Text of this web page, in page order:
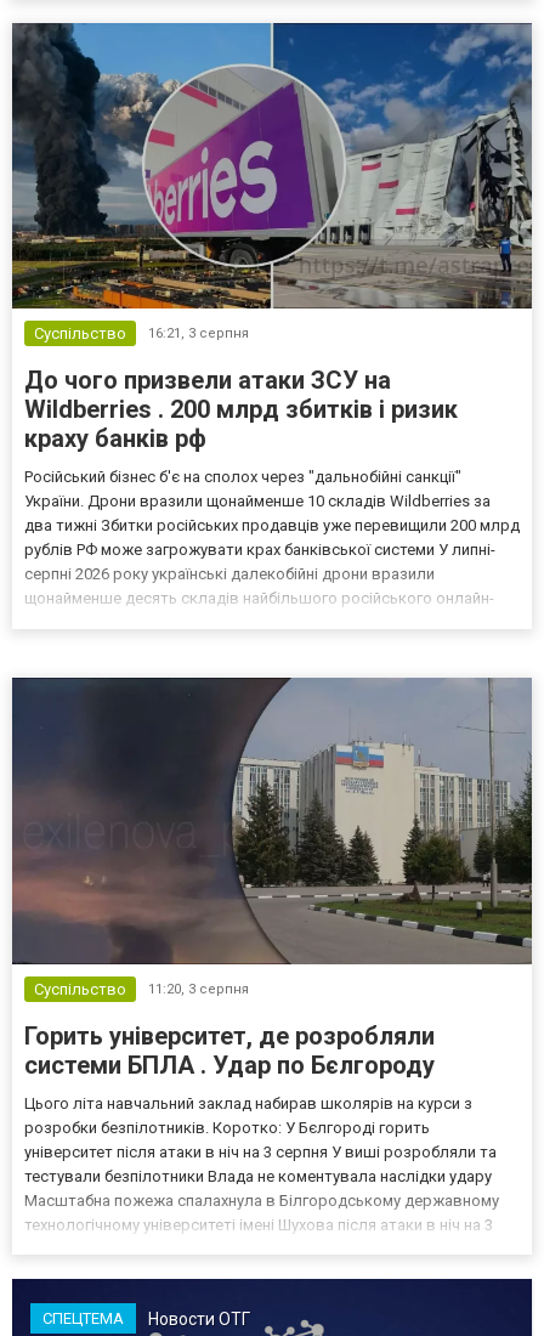
Суспільство 16:21, 3 серпня
До чого призвели атаки ЗСУ на
Wildberries . 200 млрд збитків і ризик
краху банків рф
Російський бізнес б'є на сполох через "дальнобійні санкції"
України. Дрони вразили щонайменше 10 складів Wildberries за
два тижні Збитки російських продавців уже перевищили 200 млрд
рублів РФ може загрожувати крах банківської системи У липні-
серпні 2026 року українські далекобійні дрони вразили
щонайменше десять складів найбільшого російського онлайн-
Суспільство 11:20, 3 серпня
Горить університет, де розробляли
системи БПЛА . Удар по Бєлгороду
Цього літа навчальний заклад набирав школярів на курси з
розробки безпілотників. Коротко: У Бєлгороді горить
університет після атаки в ніч на 3 серпня У виші розробляли та
тестували безпілотники Влада не коментувала наслідки удару
Масштабна пожежа спалахнула в Білгородському державному
технологічному університеті імені Шухова після атаки в ніч на 3
СПЕЦТЕМА Новости ОТГ